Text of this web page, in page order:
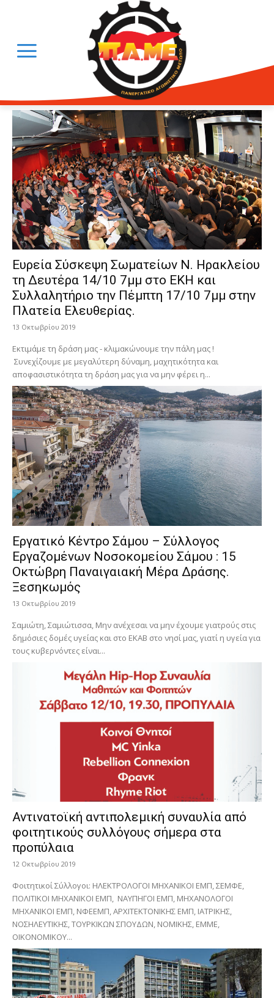
Ευρεία Σύσκεψη Σωματείων Ν. Ηρακλείου
τη Δευτέρα 14/10 7μμ στο ΕΚΗ και
Συλλαλητήριο την Πέμπτη 17/10 7μμ στην
Πλατεία Ελευθερίας.
13 Οκτωβρίου 2019
Εκτιμάμε τη δράση μας - κλιμακώνουμε την πάλη μας !
Συνεχίζουμε με μεγαλύτερη δύναμη, μαχητικότητα και
αποφασιστικότητα τη δράση μας για να μην φέρει η...
Εργατικό Κέντρο Σάμου – Σύλλογος
Εργαζομένων Νοσοκομείου Σάμου : 15
Οκτώβρη Παναιγαιακή Μέρα Δράσης.
Ξεσηκωμός
13 Οκτωβρίου 2019
Σαμιώτη, Σαμιώτισσα, Μην ανέχεσαι να μην έχουμε γιατρούς στις
δημόσιες δομές υγείας και στο ΕΚΑΒ στο νησί μας, γιατί η υγεία για
τους κυβερνόντες είναι...
Αντινατοϊκή αντιπολεμική συναυλία από
φοιτητικούς συλλόγους σήμερα στα
πρoπύλαια
12 Οκτωβρίου 2019
Φοιτητικοί Σύλλογοι: HΛEKTPOΛOΓOI ΜΗΧΑΝΙΚΟΙ ΕΜΠ, ΣEMΦE,
ΠOΛITIKOI ΜΗΧΑΝΙΚΟΙ ΕΜΠ, NAYΠHΓOI ΕΜΠ, MHXANOΛOΓOI
ΜΗΧΑΝΙΚΟΙ ΕΜΠ, NΦEEMΠ, APXITEKTONΙΚΗΣ ΕΜΠ, IATPIKHΣ,
NOΣHΛEYTIKHΣ, TOYPKIKΩΝ ΣΠΟΥΔΩΝ, NOMIKHΣ, EMME,
OIKONOMIKOY...